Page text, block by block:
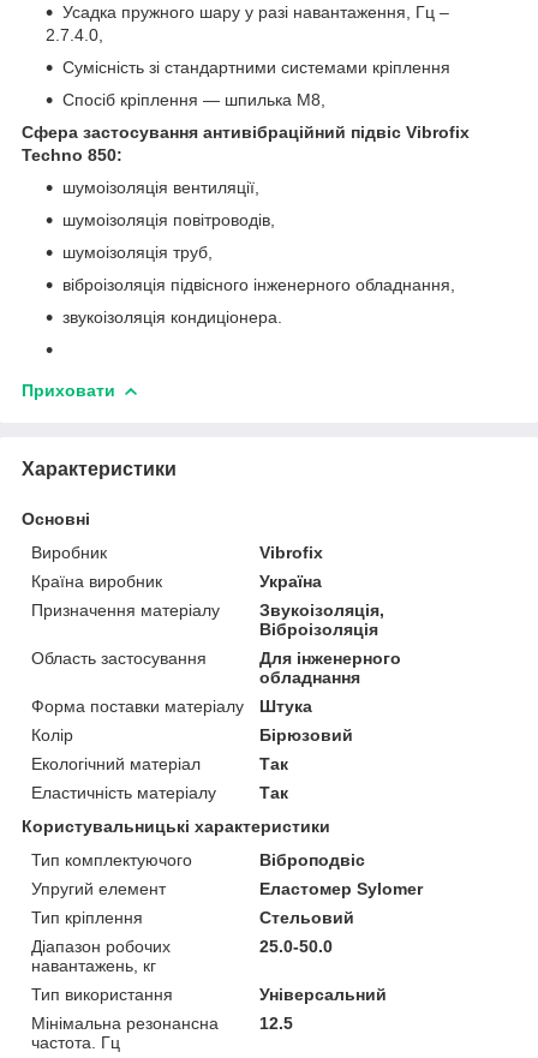
Усадка пружного шару у разі навантаження, Гц –
2.7.4.0,
Сумісність зі стандартними системами кріплення
Спосіб кріплення — шпилька М8,
Сфера застосування антивібраційний підвіс Vibrofix
Techno 850:
шумоізоляція вентиляції,
шумоізоляція повітроводів,
шумоізоляція труб,
віброізоляція підвісного інженерного обладнання,
звукоізоляція кондиціонера.
Приховати
Характеристики
Основні
Виробник
Vibrofix
Країна виробник
Україна
Призначення матеріалу
Звукоізоляція,
Віброізоляція
Область застосування
Для інженерного
обладнання
Форма поставки матеріалу
Штука
Колір
Бірюзовий
Екологічний матеріал
Так
Еластичність матеріалу
Так
Користувальницькі характеристики
Тип комплектуючого
Віброподвіс
Упругий елемент
Еластомер Sylomer
Тип кріплення
Стельовий
Діапазон робочих
навантажень, кг
25.0-50.0
Тип використання
Універсальний
Мінімальна резонансна
частота. Гц
12.5